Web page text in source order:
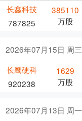
长鑫科技
787825
385110
万股
2026年07月15日 周三
长鹰硬科
920238
1629
万股
2026年07月13日 周一